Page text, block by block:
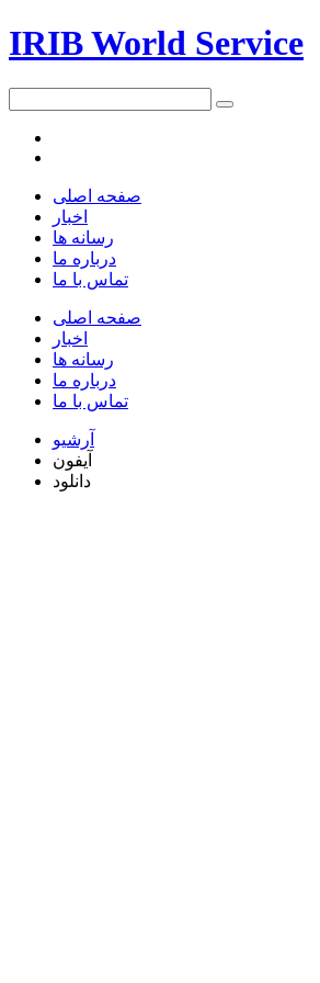
IRIB World Service
صفحه اصلی
اخبار
رسانه ها
درباره ما
تماس با ما
صفحه اصلی
اخبار
رسانه ها
درباره ما
تماس با ما
آرشیو
آیفون
دانلود